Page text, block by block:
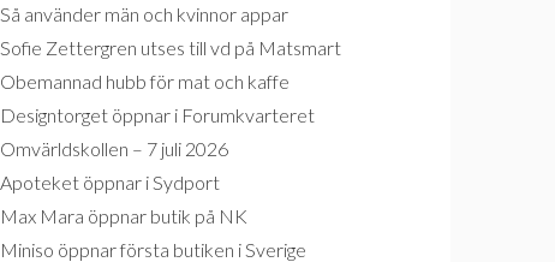
Så använder män och kvinnor appar
Sofie Zettergren utses till vd på Matsmart
Obemannad hubb för mat och kaffe
Designtorget öppnar i Forumkvarteret
Omvärldskollen – 7 juli 2026
Apoteket öppnar i Sydport
Max Mara öppnar butik på NK
Miniso öppnar första butiken i Sverige